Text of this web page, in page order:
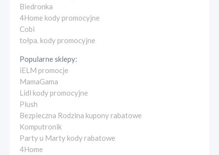
Biedronka
4Home kody promocyjne
Cobi
tołpa. kody promocyjne
Popularne sklepy:
iELM promocje
MamaGama
Lidl kody promocyjne
Plush
Bezpieczna Rodzina kupony rabatowe
Komputronik
Party u Marty kody rabatowe
4Home